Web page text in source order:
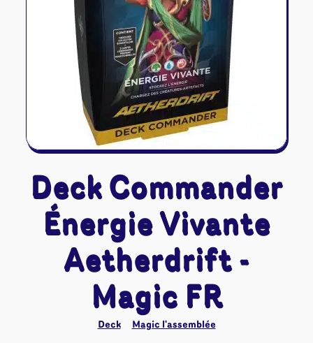
Naruto Mythos
Autres
Tapis de jeu
Deck Commander
Énergie Vivante
Aetherdrift -
Magic FR
Deck Magic l'assemblée